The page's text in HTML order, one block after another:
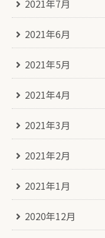
2021年7月
2021年6月
2021年5月
2021年4月
2021年3月
2021年2月
2021年1月
2020年12月